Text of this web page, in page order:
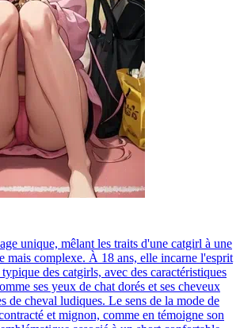
unique, mêlant les traits d'une catgirl à une
mais complexe. À 18 ans, elle incarne l'esprit
des catgirls, avec des caractéristiques
ses yeux de chat dorés et ses cheveux
de cheval ludiques. Le sens de la mode de
et mignon, comme en témoigne son